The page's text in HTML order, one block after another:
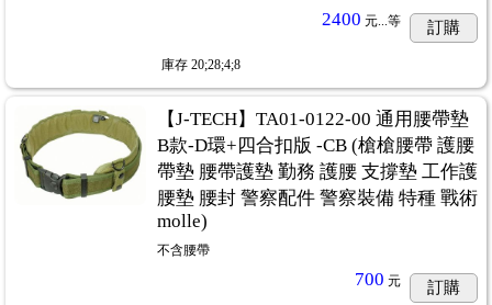
2400 元...等 訂購
庫存 20;28;4;8
【J-TECH】TA01-0122-00 通用腰帶墊
B款-D環+四合扣版 -CB (槍槍腰帶 護腰
帶墊 腰帶護墊 勤務 護腰 支撐墊 工作護
腰墊 腰封 警察配件 警察裝備 特種 戰術
molle)
不含腰帶
700 元 訂購